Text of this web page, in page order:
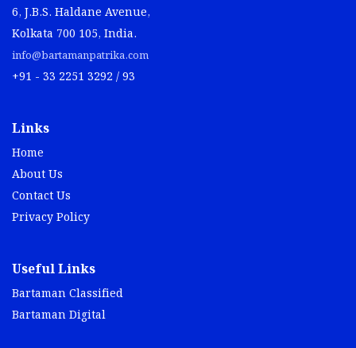
6, J.B.S. Haldane Avenue,
Kolkata 700 105, India.
info@bartamanpatrika.com
+91 - 33 2251 3292 / 93
Links
Home
About Us
Contact Us
Privacy Policy
Useful Links
Bartaman Classified
Bartaman Digital